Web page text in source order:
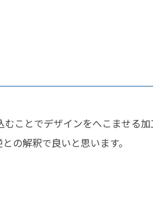
ことでデザインをへこませる
の解釈で良いと思います。